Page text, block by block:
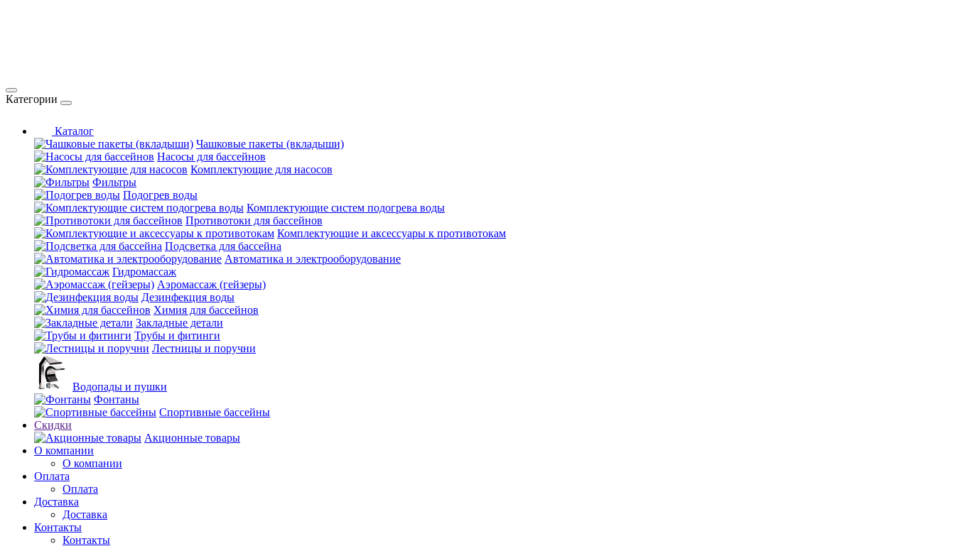
Категории
Каталог
Чашковые пакеты (вкладыши)
Насосы для бассейнов
Комплектующие для насосов
Фильтры
Подогрев воды
Комплектующие систем подогрева воды
Противотоки для бассейнов
Комплектующие и аксессуары к противотокам
Подсветка для бассейна
Автоматика и электрооборудование
Гидромассаж
Аэромассаж (гейзеры)
Дезинфекция воды
Химия для бассейнов
Закладные детали
Трубы и фитинги
Лестницы и поручни
Водопады и пушки
Фонтаны
Спортивные бассейны
Скидки
Акционные товары
О компании
О компании
Оплата
Оплата
Доставка
Доставка
Контакты
Контакты